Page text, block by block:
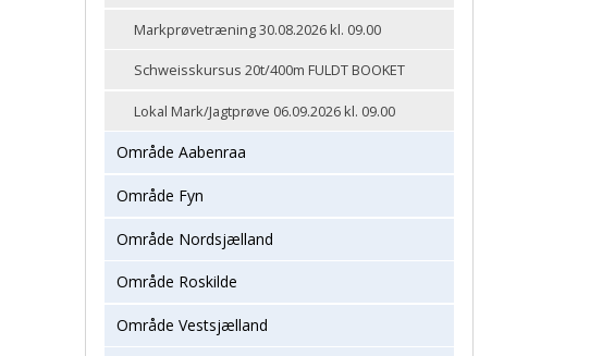
Markprøvetræning 30.08.2026 kl. 09.00
Schweisskursus 20t/400m FULDT BOOKET
Lokal Mark/Jagtprøve 06.09.2026 kl. 09.00
Område Aabenraa
Område Fyn
Område Nordsjælland
Område Roskilde
Område Vestsjælland